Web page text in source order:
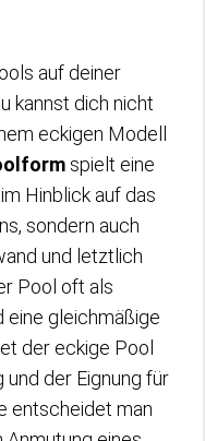
auf deiner
kannst dich nicht
eckigen Modell
spielt eine
Hinblick auf das
sondern auch
und letztlich
Pool oft als
eine gleichmäßige
der eckige Pool
der Eignung für
entscheidet man